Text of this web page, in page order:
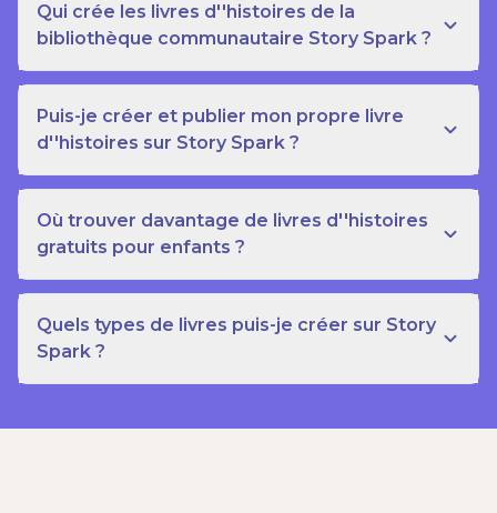
Qui crée les livres d''histoires de la
bibliothèque communautaire Story Spark ?
Puis-je créer et publier mon propre livre
d''histoires sur Story Spark ?
Où trouver davantage de livres d''histoires
gratuits pour enfants ?
Quels types de livres puis-je créer sur Story
Spark ?